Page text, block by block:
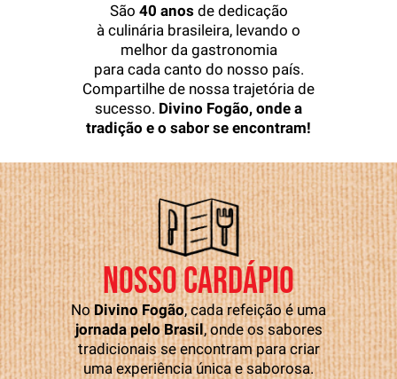
São 40 anos de dedicação
à culinária brasileira, levando o
melhor da gastronomia
para cada canto do nosso país.
Compartilhe de nossa trajetória de
sucesso. Divino Fogão, onde a
tradição e o sabor se encontram!
NOSSO CARDÁPIO
NoDivino Fogão, cada refeição é uma
jornada pelo Brasil, onde os sabores
tradicionais se encontram para criar
uma experiência única e saborosa.